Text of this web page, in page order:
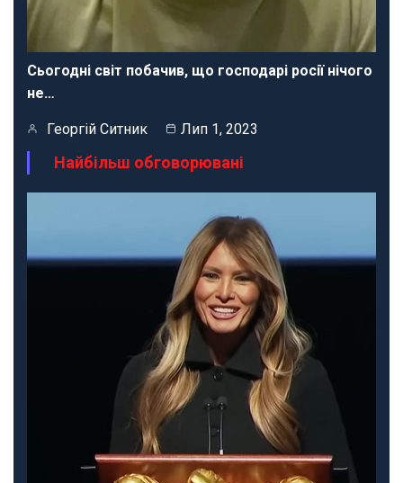
Сьогодні світ побачив, що господарі росії нічого
не…
Георгій Ситник Лип 1, 2023
Найбільш обговорювані